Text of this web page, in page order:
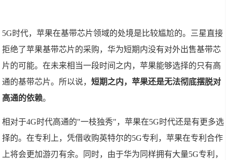
5G时代，苹果在基带芯片领域的处境是比较尴尬的。三星直接
拒绝了苹果基带芯片的采购，华为短期内没有对外出售基带芯
片的可能。在未来相当一段时间之内，苹果能够选择的只有高
通的基带芯片。所以说，短期之内，苹果还是无法彻底摆脱对
高通的依赖。
相对于4G时代高通的"一枝独秀"，苹果在5G时代还是有更多选
择的。在专利上，凭借收购英特尔的5G专利，苹果在专利合作
上将会更加游刃有余。同时，由于华为同样拥有大量5G专利，